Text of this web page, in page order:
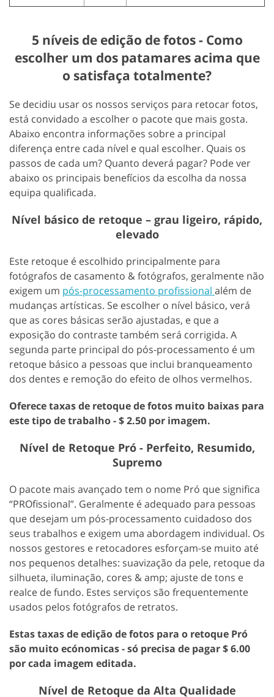
5 níveis de edição de fotos - Como
escolher um dos patamares acima que
o satisfaça totalmente?
Se decidiu usar os nossos serviços para retocar fotos,
está convidado a escolher o pacote que mais gosta.
Abaixo encontra informações sobre a principal
diferença entre cada nível e qual escolher. Quais os
passos de cada um? Quanto deverá pagar? Pode ver
abaixo os principais benefícios da escolha da nossa
equipa qualificada.
Nível básico de retoque – grau ligeiro, rápido,
elevado
Este retoque é escolhido principalmente para
fotógrafos de casamento & fotógrafos, geralmente não
exigem um pós-processamento profissional além de
mudanças artísticas. Se escolher o nível básico, verá
que as cores básicas serão ajustadas, e que a
exposição do contraste também será corrigida. A
segunda parte principal do pós-processamento é um
retoque básico a pessoas que inclui branqueamento
dos dentes e remoção do efeito de olhos vermelhos.
Oferece taxas de retoque de fotos muito baixas para
este tipo de trabalho - $ 2.50 por imagem.
Nível de Retoque Pró - Perfeito, Resumido,
Supremo
O pacote mais avançado tem o nome Pró que significa
“PROfissional”. Geralmente é adequado para pessoas
que desejam um pós-processamento cuidadoso dos
seus trabalhos e exigem uma abordagem individual. Os
nossos gestores e retocadores esforçam-se muito até
nos pequenos detalhes: suavização da pele, retoque da
silhueta, iluminação, cores & amp; ajuste de tons e
realce de fundo. Estes serviços são frequentemente
usados pelos fotógrafos de retratos.
Estas taxas de edição de fotos para o retoque Pró
são muito ecónomicas - só precisa de pagar $ 6.00
por cada imagem editada.
Nível de Retoque da Alta Qualidade